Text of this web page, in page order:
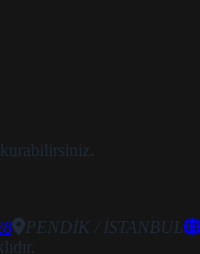
kurabilirsiniz.
PENDİK / İSTANBUL